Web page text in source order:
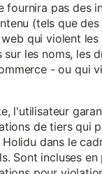
fournira pas des
(tels que des
qui violent
les noms, les
- ou qui
l'utilisateur
de tiers qui
dans le
Sont incluses en